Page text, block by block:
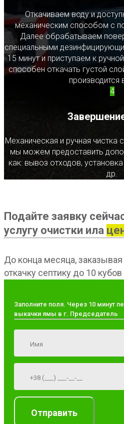
Откачиваем воду и
механическим способом с
Далее обрабатываем
специальными
15 минут и приступаем к
способен откачать густой
производится
4
Механическая и ручная чистка
мы можем предоставить
как: вывоз отходов,
др.
Подайте заявку
услугу очистки ила
До конца месяца, заказывая
откачку септику до 10
Заполните поля. Через 10 минут
выкачки ямы в г. Председатель